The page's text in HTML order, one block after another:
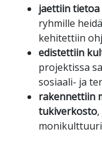
jaettiin tietoa
ryhmille
kehitettiin
edistettiin
projektissa
sosiaali- ja
rakennettiin
tukiverkosto